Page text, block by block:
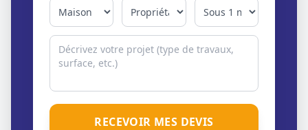
RECEVOIR MES DEVIS